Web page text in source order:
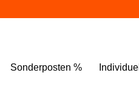
Sonderposten % Individuell